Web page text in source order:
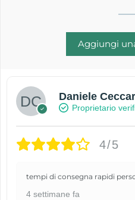
Aggiungi
Daniele
Proprietario
4/5
tempi di consegna rapidi
4 settimane fa